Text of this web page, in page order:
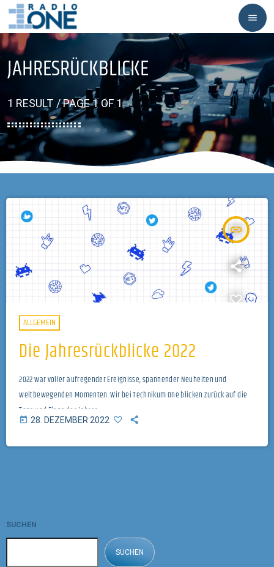
menu
JAHRESRÜCKBLICKE
1 RESULT / PAGE 1 OF 1
insert_link
ALLGEMEIN
Die Jahresrückblicke 2022
2022 war voller aufregender Ereignisse, spannender Neuheiten und
weltbewegenden Momenten. Wir bei Technikum One blicken zurück auf die
Tops und Flops des Jahres.
today 28. DEZEMBER 2022
SUCHEN
SUCHEN